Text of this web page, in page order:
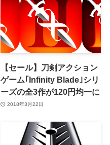
【セール】刀剣アクション
ゲーム｢Infinity Blade｣シリ
ーズの全3作が120円均一に
2018年3月22日